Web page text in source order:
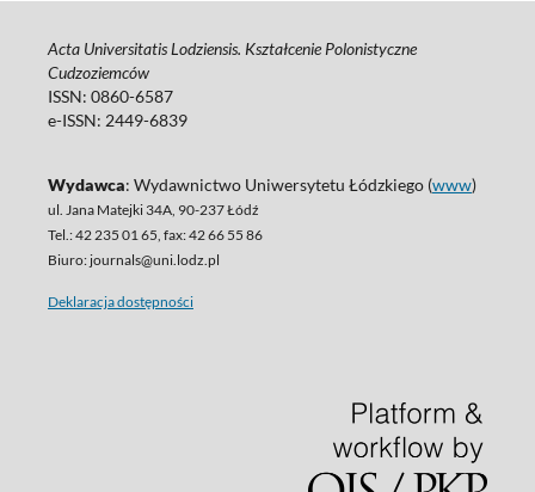
Acta Universitatis Lodziensis. Kształcenie Polonistyczne
Cudzoziemców
ISSN: 0860-6587
e-ISSN: 2449-6839
Wydawca: Wydawnictwo Uniwersytetu Łódzkiego (www)
ul. Jana Matejki 34A, 90-237 Łódź
Tel.: 42 235 01 65, fax: 42 66 55 86
Biuro: journals@uni.lodz.pl
Deklaracja dostępności